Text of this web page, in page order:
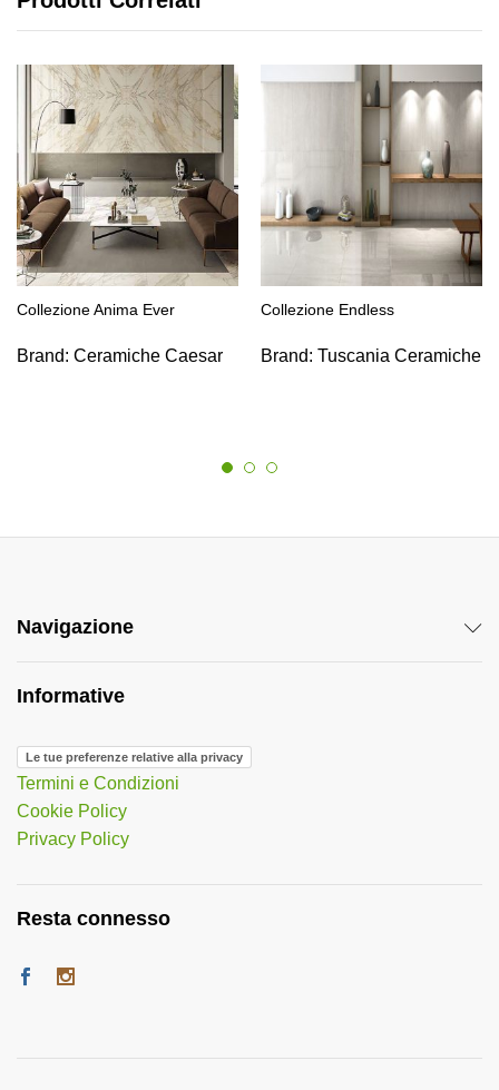
Collezione Anima Ever
Brand: Ceramiche Caesar
Collezione Endless
Brand: Tuscania Ceramiche
Navigazione
Informative
Le tue preferenze relative alla privacy
Termini e Condizioni
Cookie Policy
Privacy Policy
Resta connesso